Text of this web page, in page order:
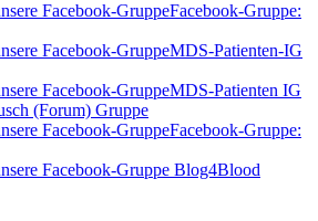
Facebook-Gruppe:
MDS-Patienten-IG
MDS-Patienten IG
(Forum) Gruppe
Facebook-Gruppe: